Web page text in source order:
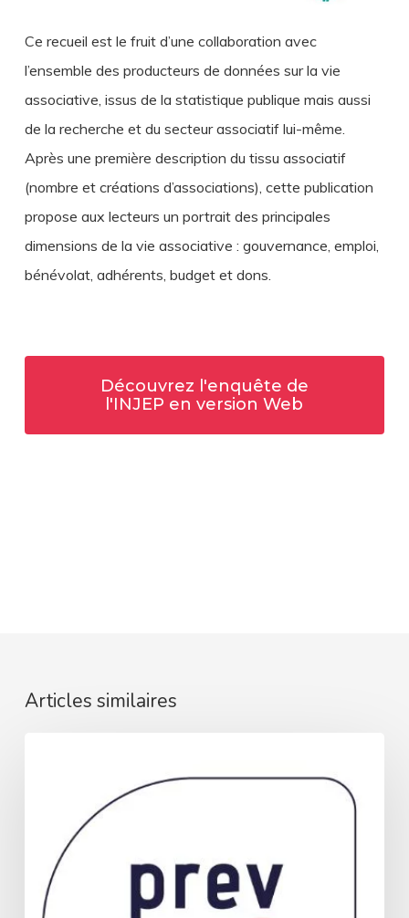
Ce recueil est le fruit d’une collaboration avec
l’ensemble des producteurs de données sur la vie
associative, issus de la statistique publique mais aussi
de la recherche et du secteur associatif lui-même.
Après une première description du tissu associatif
(nombre et créations d’associations), cette publication
propose aux lecteurs un portrait des principales
dimensions de la vie associative : gouvernance, emploi,
bénévolat, adhérents, budget et dons.
Découvrez l'enquête de
l'INJEP en version Web
Articles similaires
mission
Prev’Asso